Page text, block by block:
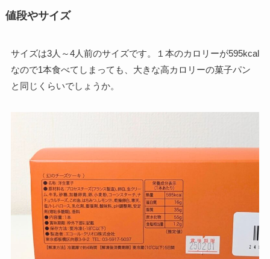
値段やサイズ
サイズは3人～4人前のサイズです。１本のカロリーが595kcal
なので1本食べてしまっても、大きな高カロリーの菓子パン
と同じくらいでしょうか。